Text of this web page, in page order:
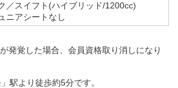
／スイフト(ハイブリッド/1200cc)
ニアシートなし
発覚した場合、会員資格取り消しになり
駅より徒歩約5分です。